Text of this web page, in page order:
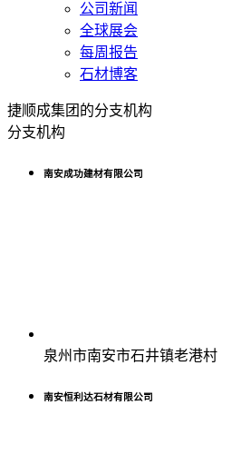
公司新闻
全球展会
每周报告
石材博客
捷顺成集团的分支机构
分支机构
南安成功建材有限公司
泉州市南安市石井镇老港村
南安恒利达石材有限公司